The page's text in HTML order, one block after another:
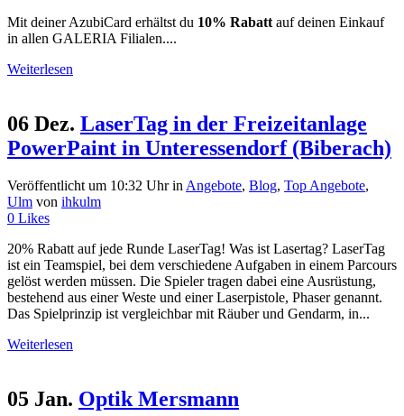
Mit deiner AzubiCard erhältst du 10% Rabatt auf deinen Einkauf
in allen GALERIA Filialen....
Weiterlesen
06 Dez. LaserTag in der Freizeitanlage
PowerPaint in Unteressendorf (Biberach)
Veröffentlicht um 10:32 UhrinAngebote, Blog, Top Angebote,
Ulm von ihkulm
0 Likes
20% Rabatt auf jede Runde LaserTag! Was ist Lasertag? LaserTag
ist ein Teamspiel, bei dem verschiedene Aufgaben in einem Parcours
gelöst werden müssen. Die Spieler tragen dabei eine Ausrüstung,
bestehend aus einer Weste und einer Laserpistole, Phaser genannt.
Das Spielprinzip ist vergleichbar mit Räuber und Gendarm, in...
Weiterlesen
05 Jan. Optik Mersmann